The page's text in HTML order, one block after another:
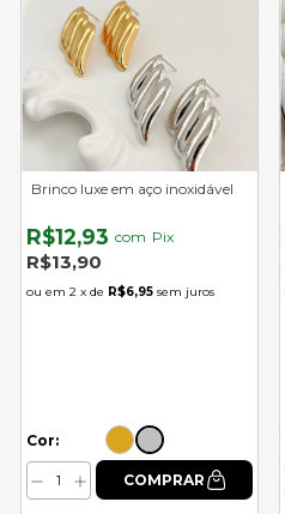
Brinco luxe em aço inoxidável
R$12,93 com Pix
R$13,90
2 x de R$6,95 sem juros
Cor: